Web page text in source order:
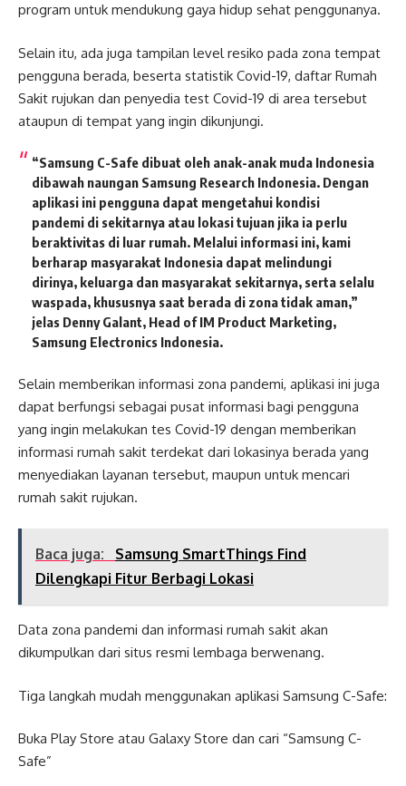
program untuk mendukung gaya hidup sehat penggunanya.
Selain itu, ada juga tampilan level resiko pada zona tempat
pengguna berada, beserta statistik Covid-19, daftar Rumah
Sakit rujukan dan penyedia test Covid-19 di area tersebut
ataupun di tempat yang ingin dikunjungi.
“Samsung C-Safe dibuat oleh anak-anak muda Indonesia
dibawah naungan Samsung Research Indonesia. Dengan
aplikasi ini pengguna dapat mengetahui kondisi
pandemi di sekitarnya atau lokasi tujuan jika ia perlu
beraktivitas di luar rumah. Melalui informasi ini, kami
berharap masyarakat Indonesia dapat melindungi
dirinya, keluarga dan masyarakat sekitarnya, serta selalu
waspada, khususnya saat berada di zona tidak aman,”
jelas Denny Galant, Head of IM Product Marketing,
Samsung Electronics Indonesia.
Selain memberikan informasi zona pandemi, aplikasi ini juga
dapat berfungsi sebagai pusat informasi bagi pengguna
yang ingin melakukan tes Covid-19 dengan memberikan
informasi rumah sakit terdekat dari lokasinya berada yang
menyediakan layanan tersebut, maupun untuk mencari
rumah sakit rujukan.
Baca juga:
Samsung SmartThings Find
Dilengkapi Fitur Berbagi Lokasi
Data zona pandemi dan informasi rumah sakit akan
dikumpulkan dari situs resmi lembaga berwenang.
Tiga langkah mudah menggunakan aplikasi Samsung C-Safe:
Buka Play Store atau Galaxy Store dan cari “Samsung C-
Safe”